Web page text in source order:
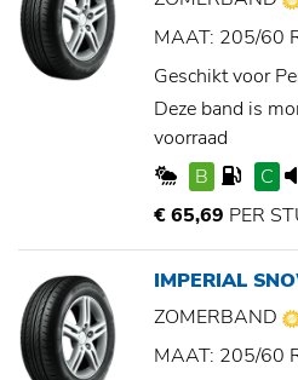
MAAT: 205/60
Geschikt voor
Deze band is
voorraad
B
C
€ 65,69 PER
IMPERIAL
ZOMERBAND
MAAT: 205/60